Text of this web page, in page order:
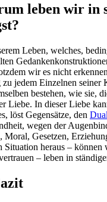
leben wir in
Leben, welches,
wir es nicht
jedem Einzelnen seiner
bestehen, wie sie,
Liebe. In dieser Liebe
löst Gegensätze, den
wegen der
Gesetzen,
Situation heraus – können
– leben in